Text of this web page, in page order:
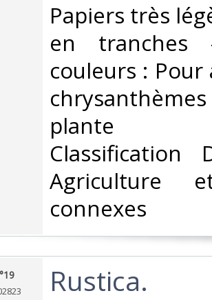
‎Papiers très
en
couleurs :
plante
Classification
Agriculture
connexes‎
‎Rustica.‎